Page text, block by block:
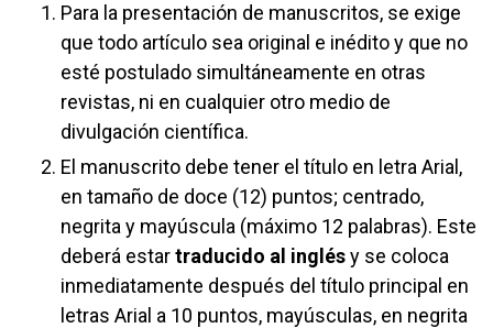
Para la presentación de manuscritos, se exige
que todo artículo sea original e inédito y que no
esté postulado simultáneamente en otras
revistas, ni en cualquier otro medio de
divulgación científica.
El manuscrito debe tener el título en letra Arial,
en tamaño de doce (12) puntos; centrado,
negrita y mayúscula (máximo 12 palabras). Este
deberá estartraducido al inglésy se coloca
inmediatamente después del título principal en
letras Arial a 10 puntos, mayúsculas, en negrita